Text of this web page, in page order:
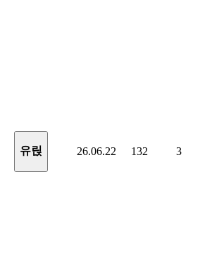
유릱 26.06.22 132 3